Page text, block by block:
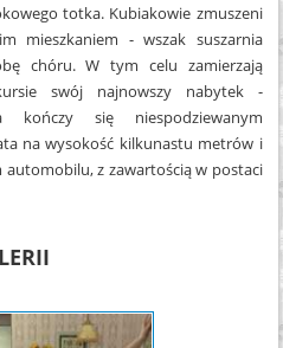
totka. Kubiakowie zmuszeni
mieszkaniem - wszak suszarnia
chóru. W tym celu zamierzają
swój najnowszy nabytek -
się niespodziewanym
na wysokość kilkunastu metrów i
automobilu, z zawartością w postaci